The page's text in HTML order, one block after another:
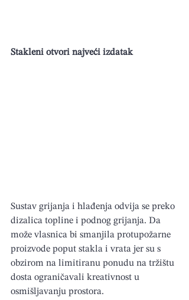
Stakleni otvori najveći izdatak
Sustav grijanja i hlađenja odvija se preko
dizalica topline i podnog grijanja. Da
može vlasnica bi smanjila protupožarne
proizvode poput stakla i vrata jer su s
obzirom na limitiranu ponudu na tržištu
dosta ograničavali kreativnost u
osmišljavanju prostora.